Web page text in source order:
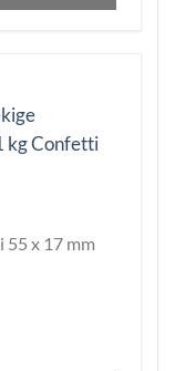
x 17 mm